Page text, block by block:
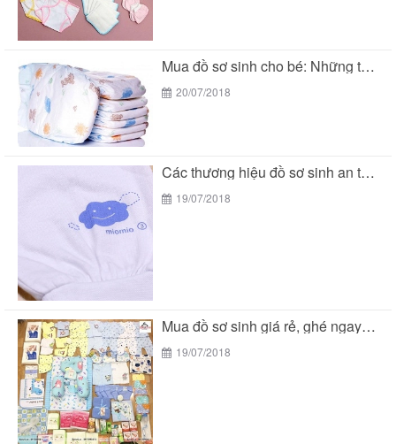
Mua đồ sơ sinh cho bé: Những thương hiệu...
20/07/2018
Các thương hiệu đồ sơ sinh an toàn cho...
19/07/2018
Mua đồ sơ sinh giá rẻ, ghé ngay BeTuti...
19/07/2018